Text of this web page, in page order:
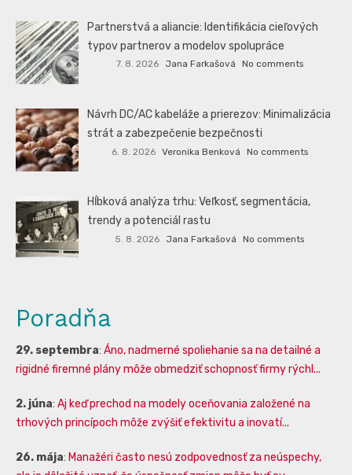
Partnerstvá a aliancie: Identifikácia cieľových
typov partnerov a modelov spolupráce
7. 8. 2026 Jana Farkašová No comments
Návrh DC/AC kabeláže a prierezov: Minimalizácia
strát a zabezpečenie bezpečnosti
6. 8. 2026 Veronika Benková No comments
Hĺbková analýza trhu: Veľkosť, segmentácia,
trendy a potenciál rastu
5. 8. 2026 Jana Farkašová No comments
Poradňa
29. septembra: Áno, nadmerné spoliehanie sa na detailné a
rigidné firemné plány môže obmedziť schopnosť firmy rýchl...
2. júna: Aj keď prechod na modely oceňovania založené na
trhových princípoch môže zvýšiť efektivitu a inovatí...
26. mája: Manažéri často nesú zodpovednosť za neúspechy,